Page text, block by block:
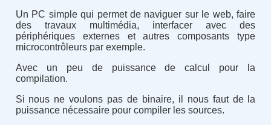
Un PC simple qui permet de naviguer sur le web, faire
des travaux multimédia, interfacer avec des
périphériques externes et autres composants type
microcontrôleurs par exemple.
Avec un peu de puissance de calcul pour la
compilation.
Si nous ne voulons pas de binaire, il nous faut de la
puissance nécessaire pour compiler les sources.